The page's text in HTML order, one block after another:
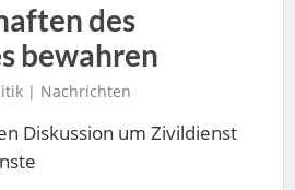
des
bewahren
| Nachrichten
Diskussion um Zivildienst